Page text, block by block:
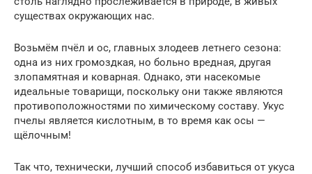
существах окружающих нас.
Возьмём пчёл и ос, главных злодеев летнего сезона:
одна из них громоздкая, но больно вредная, другая
злопамятная и коварная. Однако, эти насекомые
идеальные товарищи, поскольку они также являются
противоположностями по химическому составу. Укус
пчелы является кислотным, в то время как осы —
щёлочным!
Так что, технически, лучший способ избавиться от укуса